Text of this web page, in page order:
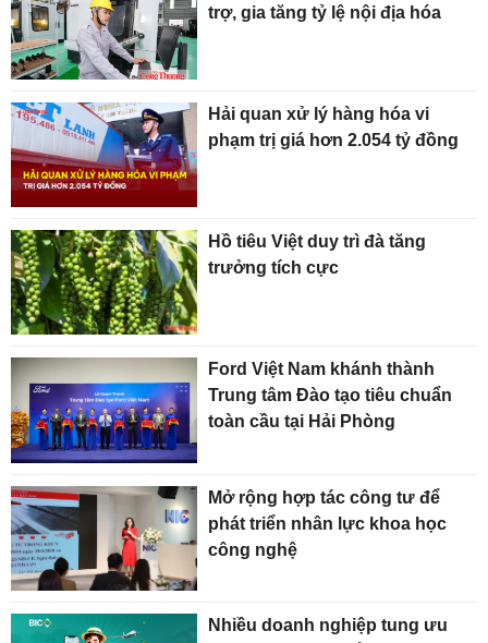
trợ, gia tăng tỷ lệ nội địa hóa
Hải quan xử lý hàng hóa vi
phạm trị giá hơn 2.054 tỷ đồng
Hồ tiêu Việt duy trì đà tăng
trưởng tích cực
Ford Việt Nam khánh thành
Trung tâm Đào tạo tiêu chuẩn
toàn cầu tại Hải Phòng
Mở rộng hợp tác công tư để
phát triển nhân lực khoa học
công nghệ
Nhiều doanh nghiệp tung ưu